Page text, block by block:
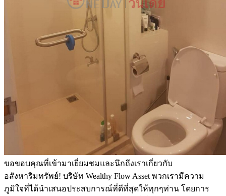
ขอขอบคุณที่เข้ามาเยี่ยมชมและนึกถึงเราเกี่ยวกับ
อสังหาริมทรัพย์! บริษัท Wealthy Flow Asset พวกเรามีความ
ภูมิใจที่ได้นำเสนอประสบการณ์ที่ดีที่สุดให้ทุกๆท่าน โดยการ